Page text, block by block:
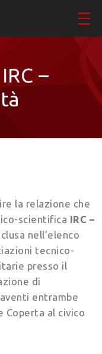
–
la relazione che
scientifica IRC –
nell’elenco
tecnico-
presso il
di
entrambe
Coperta al civico